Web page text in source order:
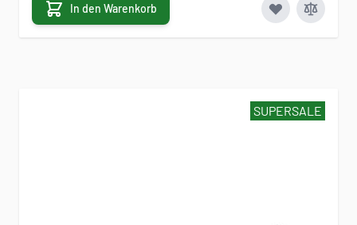
In den Warenkorb
SUPERSALE